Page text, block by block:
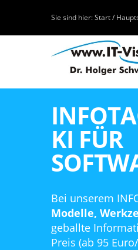
Sie sind hier:Start /
KI FÜR
Bei unserem
Modelle,
geballte
Preis (ab 95